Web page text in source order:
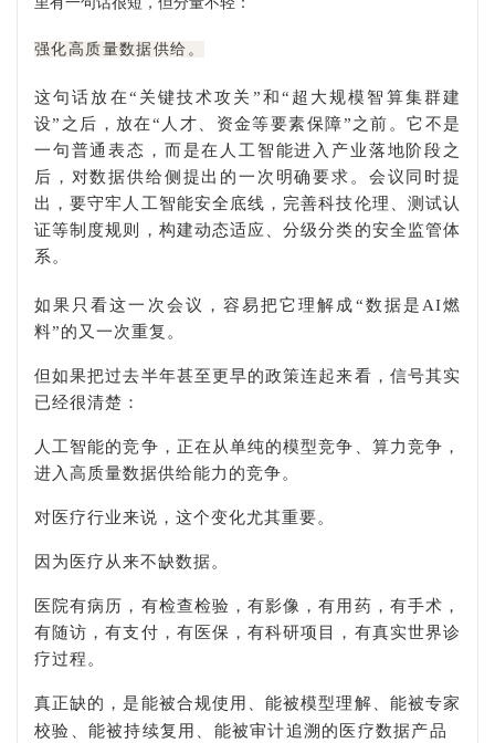
强化高质量数据供给。
这句话放在“关键技术攻关”和“超大规模智算集群建
设”之后，放在“人才、资金等要素保障”之前。它不是
一句普通表态，而是在人工智能进入产业落地阶段之
后，对数据供给侧提出的一次明确要求。会议同时提
出，要守牢人工智能安全底线，完善科技伦理、测试认
证等制度规则，构建动态适应、分级分类的安全监管体
系。
如果只看这一次会议，容易把它理解成“数据是AI燃
料”的又一次重复。
但如果把过去半年甚至更早的政策连起来看，信号其实
已经很清楚：
人工智能的竞争，正在从单纯的模型竞争、算力竞争，
进入高质量数据供给能力的竞争。
对医疗行业来说，这个变化尤其重要。
因为医疗从来不缺数据。
医院有病历，有检查检验，有影像，有用药，有手术，
有随访，有支付，有医保，有科研项目，有真实世界诊
疗过程。
真正缺的，是能被合规使用、能被模型理解、能被专家
校验、能被持续复用、能被审计追溯的 医疗数据产品